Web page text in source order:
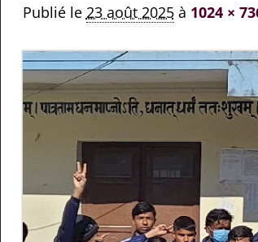
Publié le 23 août 2025à 1024 ×